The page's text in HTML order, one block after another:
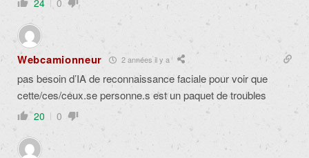
24 0
Webcamionneur 2 années il y a
pas besoin d’IA de reconnaissance faciale pour voir que
cette/ces/ceux.se personne.s est un paquet de troubles
20 0